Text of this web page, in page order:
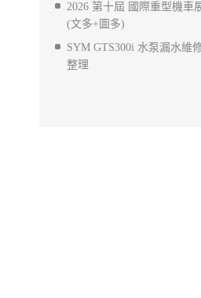
2026 第十屆 國際重型機車
(文多+圖多)
SYM GTS300i 水泵漏水維
整理